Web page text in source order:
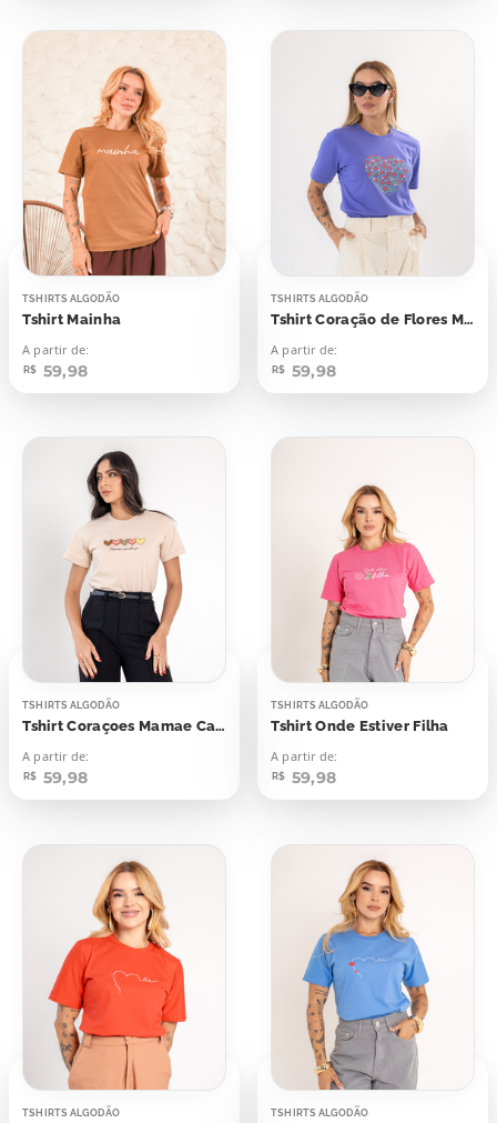
TSHIRTS ALGODÃO
Tshirt Mainha
A partir de:
R$ 59,98
TSHIRTS ALGODÃO
Tshirt Coração de Flores Mãe Tu És Uma Poesia
A partir de:
R$ 59,98
TSHIRTS ALGODÃO
Tshirt Coraçoes Mamae Carinhosa
A partir de:
R$ 59,98
TSHIRTS ALGODÃO
Tshirt Onde Estiver Filha
A partir de:
R$ 59,98
TSHIRTS ALGODÃO TSHIRTS ALGODÃO